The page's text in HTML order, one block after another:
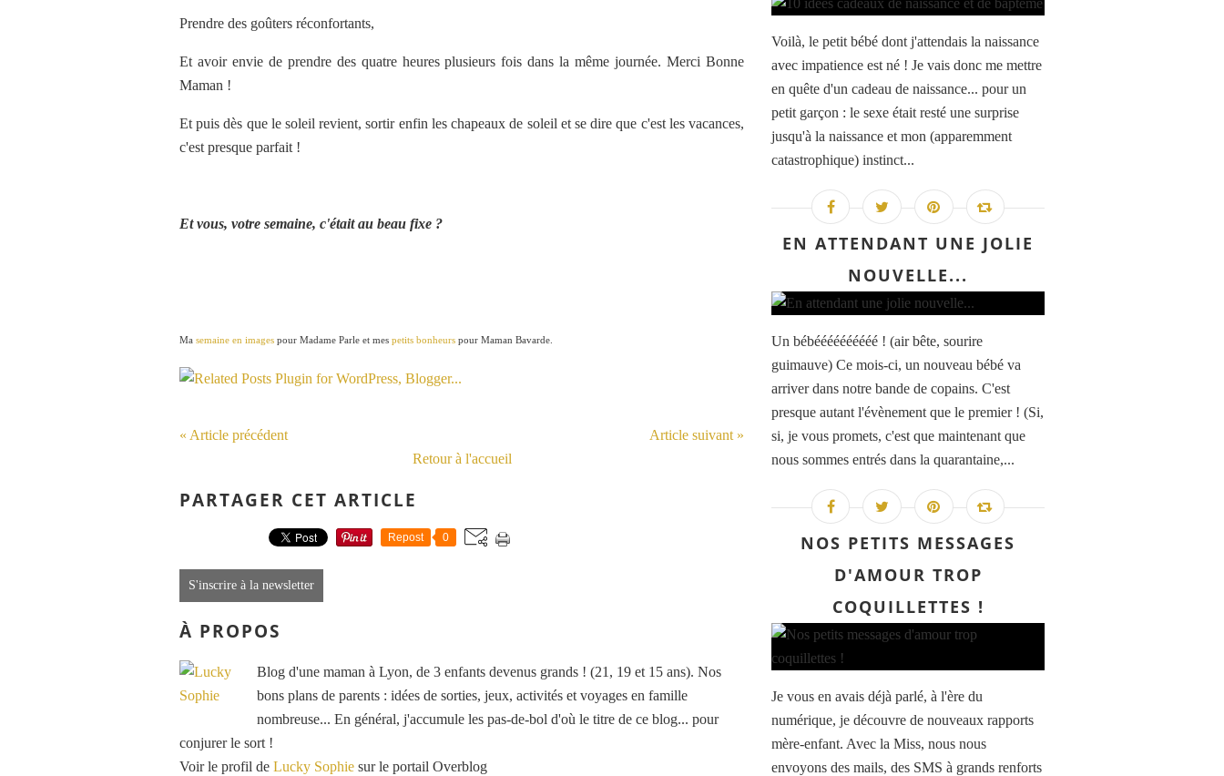
Prendre des goûters réconfortants,
Et avoir envie de prendre des quatre heures plusieurs fois dans la même journée. Merci Bonne
Maman !
Et puis dès que le soleil revient, sortir enfin les chapeaux de soleil et se dire que c'est les vacances,
c'est presque parfait !
Et vous, votre semaine, c'était au beau fixe ?
Ma semaine en images pour Madame Parle et mes petits bonheurs pour Maman Bavarde.
« Article précédent
Article suivant »
Retour à l'accueil
PARTAGER CET ARTICLE
Repost 0
S'inscrire à la newsletter
À PROPOS
Blog d'une maman à Lyon, de 3 enfants devenus grands ! (21, 19 et 15 ans). Nos
bons plans de parents : idées de sorties, jeux, activités et voyages en famille
nombreuse... En général, j'accumule les pas-de-bol d'où le titre de ce blog... pour
conjurer le sort !
Voir le profil de Lucky Sophie sur le portail Overblog
Voilà, le petit bébé dont j'attendais la naissance
avec impatience est né ! Je vais donc me mettre
en quête d'un cadeau de naissance... pour un
petit garçon : le sexe était resté une surprise
jusqu'à la naissance et mon (apparemment
catastrophique) instinct...
EN ATTENDANT UNE JOLIE
NOUVELLE...
Un bébéééééééééé ! (air bête, sourire
guimauve) Ce mois-ci, un nouveau bébé va
arriver dans notre bande de copains. C'est
presque autant l'évènement que le premier ! (Si,
si, je vous promets, c'est que maintenant que
nous sommes entrés dans la quarantaine,...
NOS PETITS MESSAGES
D'AMOUR TROP
COQUILLETTES !
Je vous en avais déjà parlé, à l'ère du
numérique, je découvre de nouveaux rapports
mère-enfant. Avec la Miss, nous nous
envoyons des mails, des SMS à grands renforts